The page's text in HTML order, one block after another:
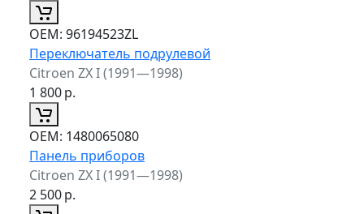
ОЕМ: 96194523ZL
Переключатель подрулевой
Citroen ZX I (1991—1998)
1 800р.
ОЕМ: 1480065080
Панель приборов
Citroen ZX I (1991—1998)
2 500р.